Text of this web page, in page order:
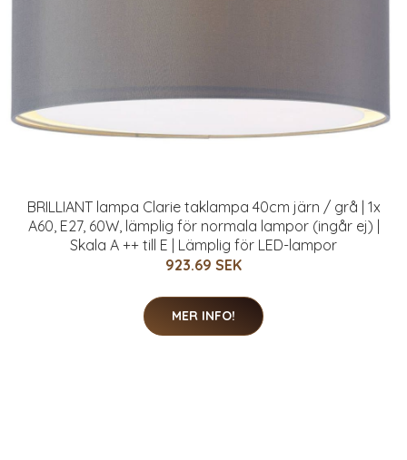
BRILLIANT lampa Clarie taklampa 40cm järn / grå | 1x
A60, E27, 60W, lämplig för normala lampor (ingår ej) |
Skala A ++ till E | Lämplig för LED-lampor
923.69 SEK
MER INFO!